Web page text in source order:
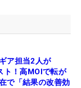
ア担当2人が
ト！高MOIで転が
で「結果の改善効